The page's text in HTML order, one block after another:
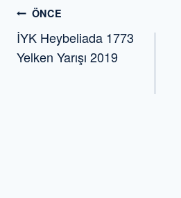
Yazı
gezinmesi
ÖNCE
İYK Heybeliada 1773
Yelken Yarışı 2019